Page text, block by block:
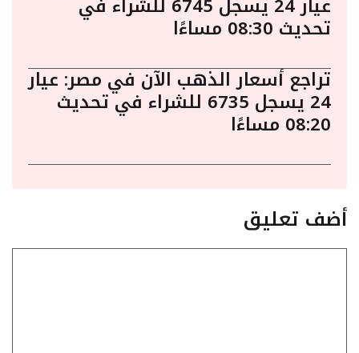
تحديث 08:30 مساءًا
تراجع أسعار الذهب الآن في مصر: عيار
24 يسجل 6735 للشراء في تحديث
08:20 مساءًا
أضف تعليق